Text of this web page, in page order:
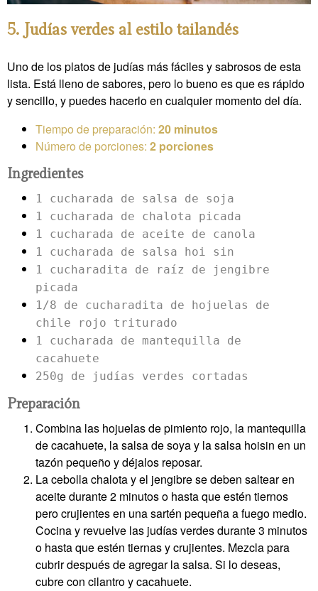
5. Judías verdes al estilo tailandés
Uno de los platos de judías más fáciles y sabrosos de esta
lista. Está lleno de sabores, pero lo bueno es que es rápido
y sencillo, y puedes hacerlo en cualquier momento del día.
Tiempo de preparación: 20 minutos
Número de porciones: 2 porciones
Ingredientes
1 cucharada de salsa de soja
1 cucharada de chalota picada
1 cucharada de aceite de canola
1 cucharada de salsa hoi sin
1 cucharadita de raíz de jengibre
picada
1/8 de cucharadita de hojuelas de
chile rojo triturado
1 cucharada de mantequilla de
cacahuete
250g de judías verdes cortadas
Preparación
Combina las hojuelas de pimiento rojo, la mantequilla
de cacahuete, la salsa de soya y la salsa hoisin en un
tazón pequeño y déjalos reposar.
La cebolla chalota y el jengibre se deben saltear en
aceite durante 2 minutos o hasta que estén tiernos
pero crujientes en una sartén pequeña a fuego medio.
Cocina y revuelve las judías verdes durante 3 minutos
o hasta que estén tiernas y crujientes. Mezcla para
cubrir después de agregar la salsa. Si lo deseas,
cubre con cilantro y cacahuete.